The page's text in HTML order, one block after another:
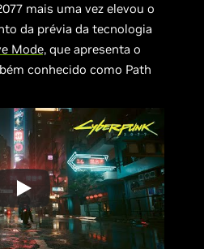
mais uma vez elevou o
da prévia da tecnologia
Mode, que apresenta o
conhecido como Path